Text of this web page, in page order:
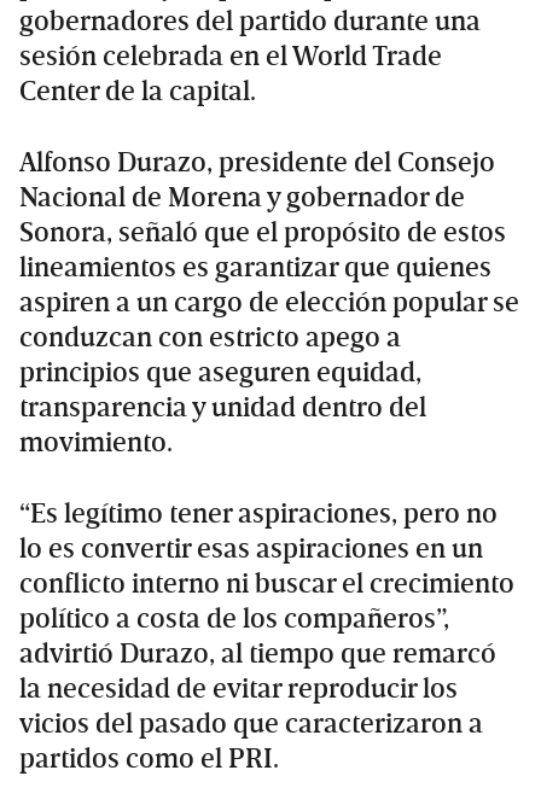
gobernadores del partido durante una
sesión celebrada en el World Trade
Center de la capital.
Alfonso Durazo, presidente del Consejo
Nacional de Morena y gobernador de
Sonora, señaló que el propósito de estos
lineamientos es garantizar que quienes
aspiren a un cargo de elección popular se
conduzcan con estricto apego a
principios que aseguren equidad,
transparencia y unidad dentro del
movimiento.
“Es legítimo tener aspiraciones, pero no
lo es convertir esas aspiraciones en un
conflicto interno ni buscar el crecimiento
político a costa de los compañeros”,
advirtió Durazo, al tiempo que remarcó
la necesidad de evitar reproducir los
vicios del pasado que caracterizaron a
partidos como el PRI.